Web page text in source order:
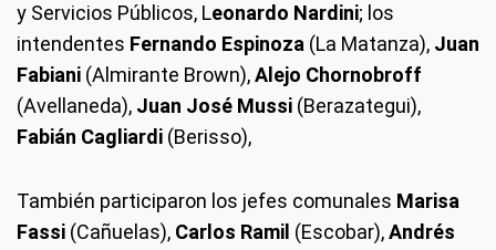
y Servicios Públicos, Leonardo Nardini; los
intendentes Fernando Espinoza (La Matanza), Juan
Fabiani (Almirante Brown),Alejo Chornobroff
(Avellaneda), Juan José Mussi (Berazategui),
Fabián Cagliardi (Berisso),
También participaron los jefes comunales Marisa
Fassi (Cañuelas), Carlos Ramil (Escobar),Andrés